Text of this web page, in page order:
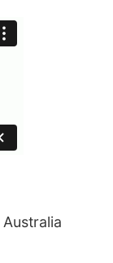
Australia